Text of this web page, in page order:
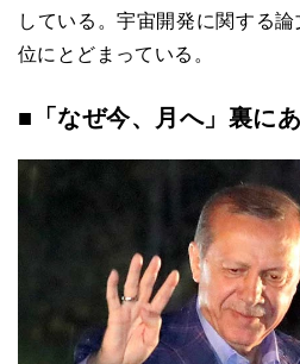
している。宇宙開発に関する
位にとどまっている。
■「なぜ今、月へ」裏に